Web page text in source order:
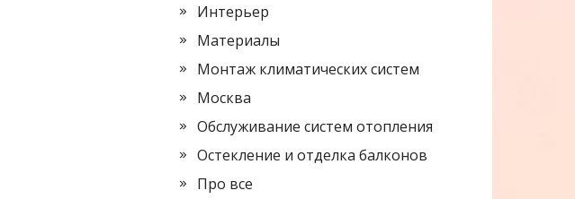
Интерьер
Материалы
Монтаж климатических систем
Москва
Обслуживание систем отопления
Остекление и отделка балконов
Про все